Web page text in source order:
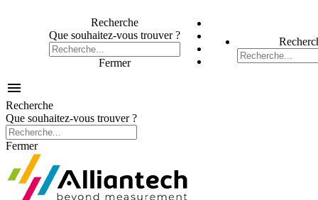
Recherche
Que souhaitez-vous trouver ?
Fermer

Recherche
Que souhaitez-vous trouver ?
Fermer